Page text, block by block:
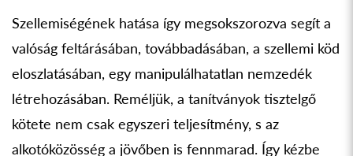
Szellemiségének hatása így megsokszorozva segít a
valóság feltárásában, továbbadásában, a szellemi köd
eloszlatásában, egy manipulálhatatlan nemzedék
létrehozásában. Reméljük, a tanítványok tisztelgő
kötete nem csak egyszeri teljesítmény, s az
alkotóközösség a jövőben is fennmarad. Így kézbe